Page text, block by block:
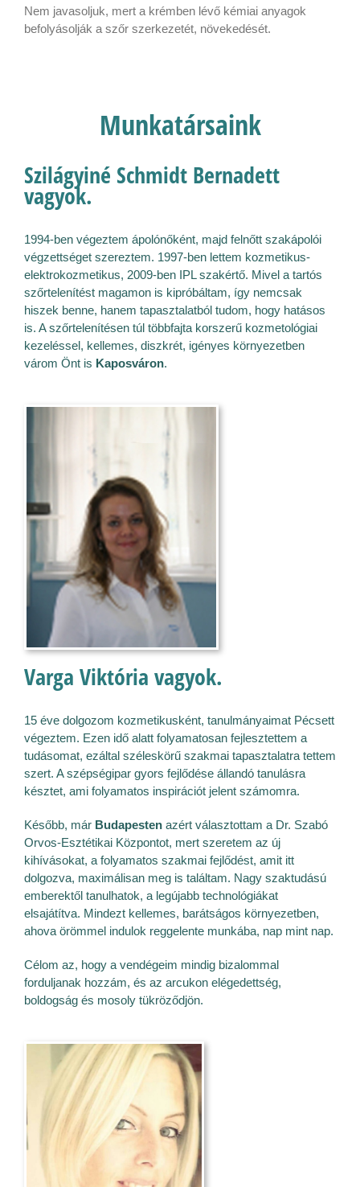
Nem javasoljuk, mert a krémben lévő kémiai anyagok
befolyásolják a szőr szerkezetét, növekedését.
Munkatársaink
Szilágyiné Schmidt Bernadett
vagyok.
1994-ben végeztem ápolónőként, majd felnőtt szakápolói
végzettséget szereztem. 1997-ben lettem kozmetikus-
elektrokozmetikus, 2009-ben IPL szakértő. Mivel a tartós
szőrtelenítést magamon is kipróbáltam, így nemcsak
hiszek benne, hanem tapasztalatból tudom, hogy hatásos
is. A szőrtelenítésen túl többfajta korszerű kozmetológiai
kezeléssel, kellemes, diszkrét, igényes környezetben
várom Önt is Kaposváron.
Varga Viktória vagyok.
15 éve dolgozom kozmetikusként, tanulmányaimat Pécsett
végeztem. Ezen idő alatt folyamatosan fejlesztettem a
tudásomat, ezáltal széleskörű szakmai tapasztalatra tettem
szert. A szépségipar gyors fejlődése állandó tanulásra
késztet, ami folyamatos inspirációt jelent számomra.
Később, már Budapesten azért választottam a Dr. Szabó
Orvos-Esztétikai Központot, mert szeretem az új
kihívásokat, a folyamatos szakmai fejlődést, amit itt
dolgozva, maximálisan meg is találtam. Nagy szaktudású
emberektől tanulhatok, a legújabb technológiákat
elsajátítva. Mindezt kellemes, barátságos környezetben,
ahova örömmel indulok reggelente munkába, nap mint nap.
Célom az, hogy a vendégeim mindig bizalommal
forduljanak hozzám, és az arcukon elégedettség,
boldogság és mosoly tükröződjön.